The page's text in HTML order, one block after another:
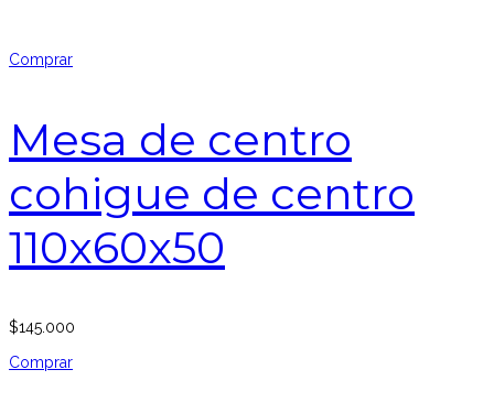
Comprar
Mesa de centro
cohigue de centro
110x60x50
$145.000
Comprar